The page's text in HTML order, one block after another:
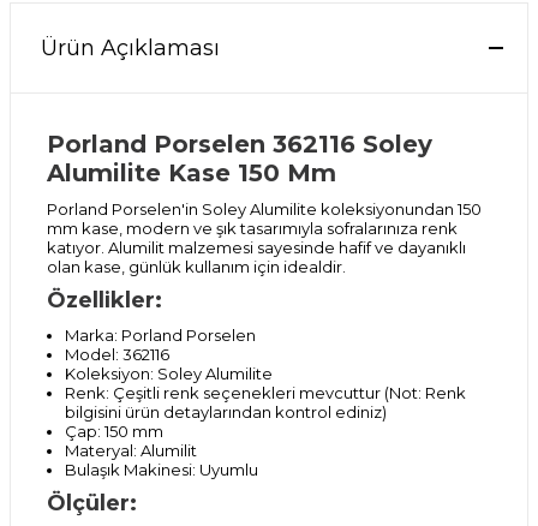
Ürün Açıklaması
Porland Porselen 362116 Soley
Alumilite Kase 150 Mm
Porland Porselen'in Soley Alumilite koleksiyonundan 150
mm kase, modern ve şık tasarımıyla sofralarınıza renk
katıyor. Alumilit malzemesi sayesinde hafif ve dayanıklı
olan kase, günlük kullanım için idealdir.
Özellikler:
Marka: Porland Porselen
Model: 362116
Koleksiyon: Soley Alumilite
Renk: Çeşitli renk seçenekleri mevcuttur (Not: Renk
bilgisini ürün detaylarından kontrol ediniz)
Çap: 150 mm
Materyal: Alumilit
Bulaşık Makinesi: Uyumlu
Ölçüler: